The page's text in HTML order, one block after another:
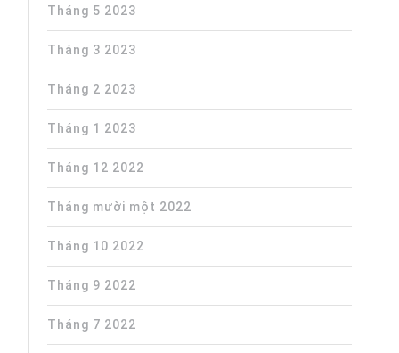
Tháng 5 2023
Tháng 3 2023
Tháng 2 2023
Tháng 1 2023
Tháng 12 2022
Tháng mười một 2022
Tháng 10 2022
Tháng 9 2022
Tháng 7 2022